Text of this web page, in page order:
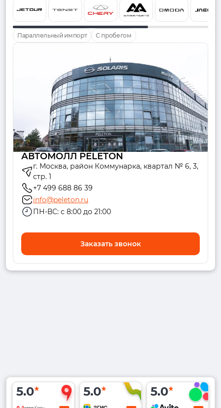
Параллельный импорт С пробегом
АВТОМОЛЛ PELETON
г. Москва, район Коммунарка, квартал № 6, 3,
стр. 1
+7 499 688 86 39
info@peleton.ru
ПН-ВС: с 8:00 до 21:00
Заказать звонок
5.0 5.0 5.0